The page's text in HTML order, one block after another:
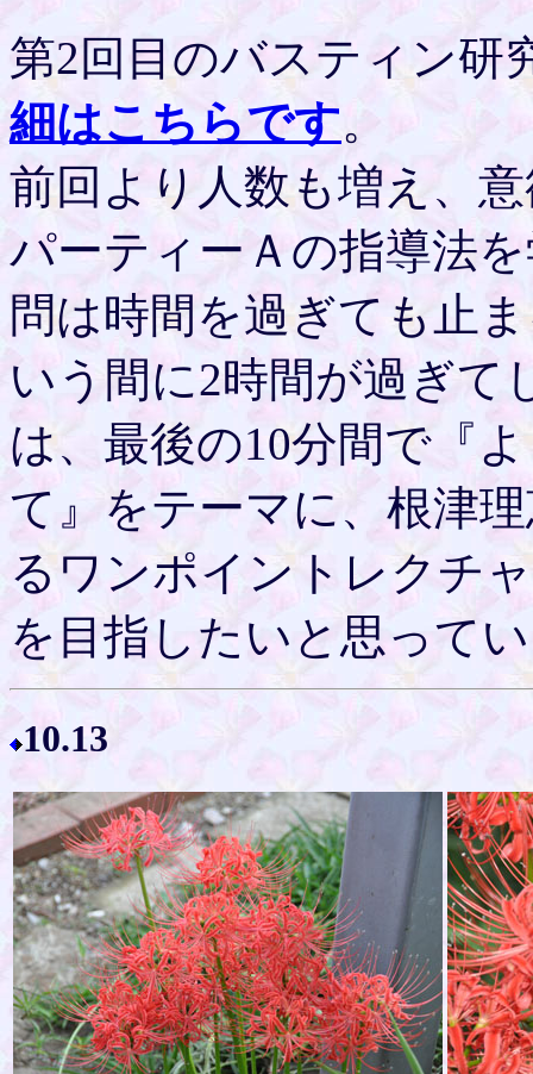
第2回目のバスティン研
細はこちらです。
前回より人数も増え、
パーティーＡの指導法
問は時間を過ぎても止
いう間に2時間が過ぎて
は、最後の10分間で『
て』をテーマに、根津
るワンポイントレクチ
を目指したいと思って
10.13